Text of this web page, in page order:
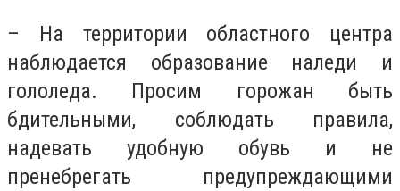
– На территории областного центра
наблюдается образование наледи и
гололеда. Просим горожан быть
бдительными, соблюдать правила,
надевать удобную обувь и не
пренебрегать предупреждающими